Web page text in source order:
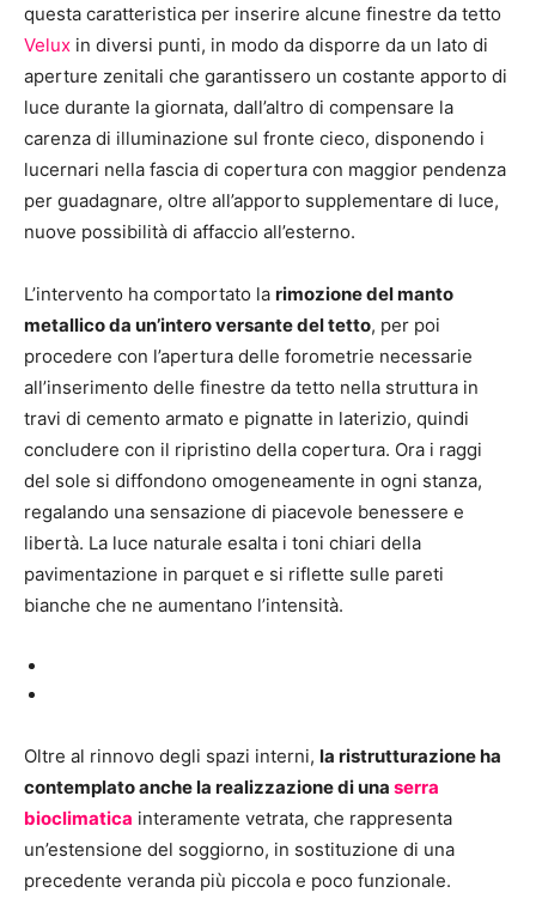
questa caratteristica per inserire alcune finestre da tetto
Velux in diversi punti, in modo da disporre da un lato di
aperture zenitali che garantissero un costante apporto di
luce durante la giornata, dall’altro di compensare la
carenza di illuminazione sul fronte cieco, disponendo i
lucernari nella fascia di copertura con maggior pendenza
per guadagnare, oltre all’apporto supplementare di luce,
nuove possibilità di affaccio all’esterno.
L’intervento ha comportato la rimozione del manto
metallico da un’intero versante del tetto, per poi
procedere con l’apertura delle forometrie necessarie
all’inserimento delle finestre da tetto nella struttura in
travi di cemento armato e pignatte in laterizio, quindi
concludere con il ripristino della copertura. Ora i raggi
del sole si diffondono omogeneamente in ogni stanza,
regalando una sensazione di piacevole benessere e
libertà. La luce naturale esalta i toni chiari della
pavimentazione in parquet e si riflette sulle pareti
bianche che ne aumentano l’intensità.
Oltre al rinnovo degli spazi interni, la ristrutturazione ha
contemplato anche la realizzazione di una serra
bioclimatica interamente vetrata, che rappresenta
un’estensione del soggiorno, in sostituzione di una
precedente veranda più piccola e poco funzionale.